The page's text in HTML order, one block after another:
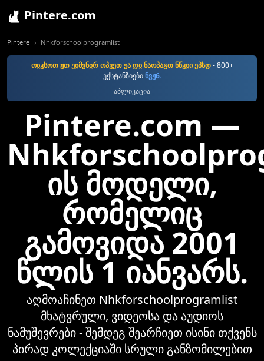
Pintere.com
Pintere Nhkforschoolprogramlist
ოჲკსოთ ჟთ ეჲმვნჲრ ოპვეთ ეა დჲ ნაოპაგთ ნწკჲი ეპსდ- 800+
ექსტანზიებინვჟ6.
აპლიკაცია
Pintere.com —
ის მოდელი,
რომელიც
გამოვიდა 2001
წლის 1 იანვარს.
აღმოაჩინეთ Nhkforschoolprogramlist
მხატვრული, ვიდეოსა და აუდიოს
ნამუშევრები - შემდეგ შეარჩიეთ ისინი თქვენს
პირად კოლექციაში სრული განზომილებით